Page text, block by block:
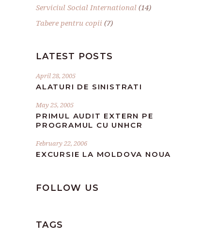
Serviciul Social International (14)
Tabere pentru copii (7)
LATEST POSTS
April 28, 2005
ALATURI DE SINISTRATI
May 25, 2005
PRIMUL AUDIT EXTERN PE
PROGRAMUL CU UNHCR
February 22, 2006
EXCURSIE LA MOLDOVA NOUA
FOLLOW US
TAGS